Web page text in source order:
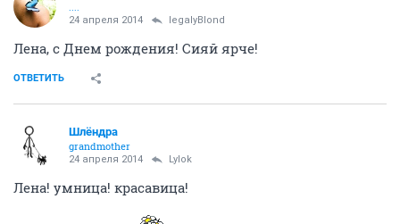
24 апреля 2014 legalyBlond
Лена, с Днем рождения! Сияй ярче!
ОТВЕТИТЬ
Шлёндра
grandmother
24 апреля 2014 Lylok
Лена! умница! красавица!